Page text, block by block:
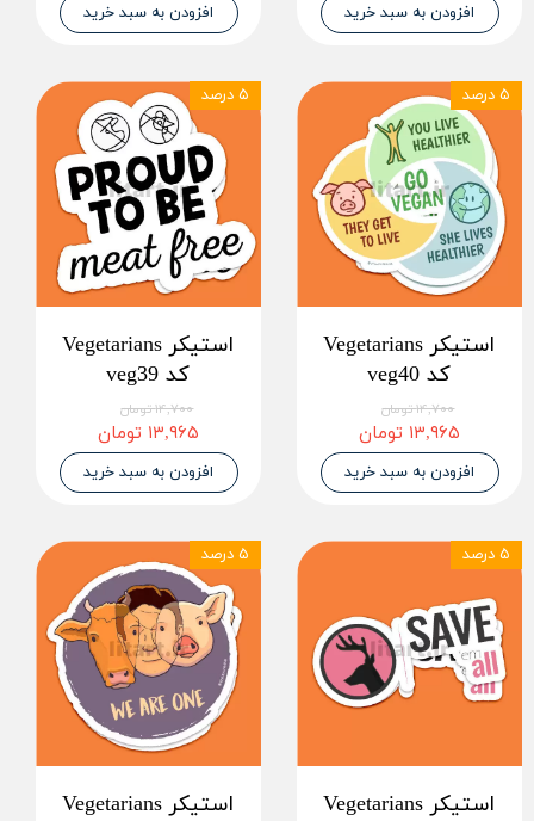
افزودن به سبد خرید افزودن به سبد خرید
استیکر Vegetarians
کد veg40
۱۴,۷۰۰ تومان
۱۳,۹۶۵ تومان
افزودن به سبد خرید
۵ درصد
استیکر Vegetarians
کد veg39
۱۴,۷۰۰ تومان
۱۳,۹۶۵ تومان
افزودن به سبد خرید
۵ درصد
استیکر Vegetarians
۵ درصد
استیکر Vegetarians
۵ درصد